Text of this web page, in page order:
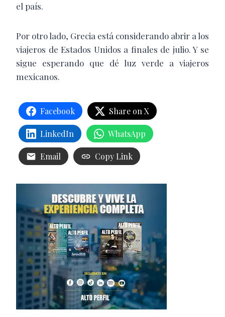
el país.
Por otro lado, Grecia está considerando abrir a los
viajeros de Estados Unidos a finales de julio. Y se
sigue esperando que dé luz verde a viajeros
mexicanos.
Facebook Share on X
LinkedIn WhatsApp
Email Copy Link